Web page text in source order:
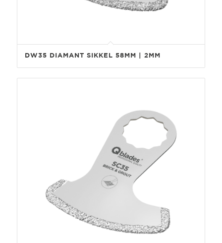
DW35 DIAMANT SIKKEL 58MM | 2MM